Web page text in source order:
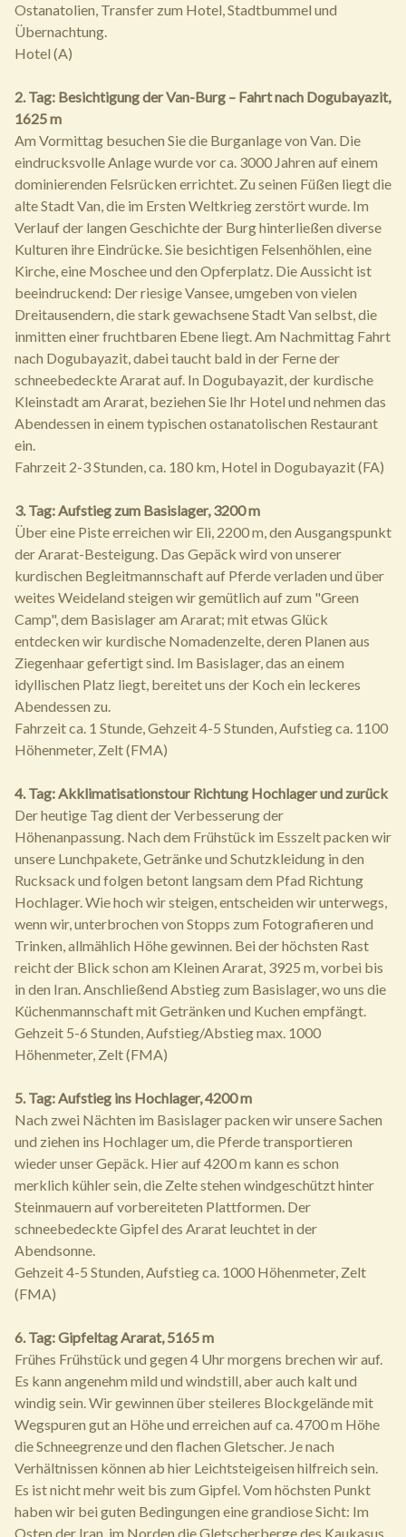
Ostanatolien, Transfer zum Hotel, Stadtbummel und
Übernachtung.
Hotel (A)
2. Tag: Besichtigung der Van-Burg – Fahrt nach Dogubayazit,
1625 m
Am Vormittag besuchen Sie die Burganlage von Van. Die
eindrucksvolle Anlage wurde vor ca. 3000 Jahren auf einem
dominierenden Felsrücken errichtet. Zu seinen Füßen liegt die
alte Stadt Van, die im Ersten Weltkrieg zerstört wurde. Im
Verlauf der langen Geschichte der Burg hinterließen diverse
Kulturen ihre Eindrücke. Sie besichtigen Felsenhöhlen, eine
Kirche, eine Moschee und den Opferplatz. Die Aussicht ist
beeindruckend: Der riesige Vansee, umgeben von vielen
Dreitausendern, die stark gewachsene Stadt Van selbst, die
inmitten einer fruchtbaren Ebene liegt. Am Nachmittag Fahrt
nach Dogubayazit, dabei taucht bald in der Ferne der
schneebedeckte Ararat auf. In Dogubayazit, der kurdische
Kleinstadt am Ararat, beziehen Sie Ihr Hotel und nehmen das
Abendessen in einem typischen ostanatolischen Restaurant
ein.
Fahrzeit 2-3 Stunden, ca. 180 km, Hotel in Dogubayazit (FA)
3. Tag: Aufstieg zum Basislager, 3200 m
Über eine Piste erreichen wir Eli, 2200 m, den Ausgangspunkt
der Ararat-Besteigung. Das Gepäck wird von unserer
kurdischen Begleitmannschaft auf Pferde verladen und über
weites Weideland steigen wir gemütlich auf zum "Green
Camp", dem Basislager am Ararat; mit etwas Glück
entdecken wir kurdische Nomadenzelte, deren Planen aus
Ziegenhaar gefertigt sind. Im Basislager, das an einem
idyllischen Platz liegt, bereitet uns der Koch ein leckeres
Abendessen zu.
Fahrzeit ca. 1 Stunde, Gehzeit 4-5 Stunden, Aufstieg ca. 1100
Höhenmeter, Zelt (FMA)
4. Tag: Akklimatisationstour Richtung Hochlager und zurück
Der heutige Tag dient der Verbesserung der
Höhenanpassung. Nach dem Frühstück im Esszelt packen wir
unsere Lunchpakete, Getränke und Schutzkleidung in den
Rucksack und folgen betont langsam dem Pfad Richtung
Hochlager. Wie hoch wir steigen, entscheiden wir unterwegs,
wenn wir, unterbrochen von Stopps zum Fotografieren und
Trinken, allmählich Höhe gewinnen. Bei der höchsten Rast
reicht der Blick schon am Kleinen Ararat, 3925 m, vorbei bis
in den Iran. Anschließend Abstieg zum Basislager, wo uns die
Küchenmannschaft mit Getränken und Kuchen empfängt.
Gehzeit 5-6 Stunden, Aufstieg/Abstieg max. 1000
Höhenmeter, Zelt (FMA)
5. Tag: Aufstieg ins Hochlager, 4200 m
Nach zwei Nächten im Basislager packen wir unsere Sachen
und ziehen ins Hochlager um, die Pferde transportieren
wieder unser Gepäck. Hier auf 4200 m kann es schon
merklich kühler sein, die Zelte stehen windgeschützt hinter
Steinmauern auf vorbereiteten Plattformen. Der
schneebedeckte Gipfel des Ararat leuchtet in der
Abendsonne.
Gehzeit 4-5 Stunden, Aufstieg ca. 1000 Höhenmeter, Zelt
(FMA)
6. Tag: Gipfeltag Ararat, 5165 m
Frühes Frühstück und gegen 4 Uhr morgens brechen wir auf.
Es kann angenehm mild und windstill, aber auch kalt und
windig sein. Wir gewinnen über steileres Blockgelände mit
Wegspuren gut an Höhe und erreichen auf ca. 4700 m Höhe
die Schneegrenze und den flachen Gletscher. Je nach
Verhältnissen können ab hier Leichtsteigeisen hilfreich sein.
Es ist nicht mehr weit bis zum Gipfel. Vom höchsten Punkt
haben wir bei guten Bedingungen eine grandiose Sicht: Im
Osten der Iran, im Norden die Gletscherberge des Kaukasus